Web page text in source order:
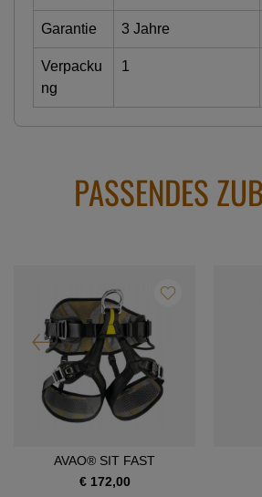
Garantie 3 Jahre
Verpacku
ng
1
PASSENDES
AVAO® SIT FAST
€ 172,00